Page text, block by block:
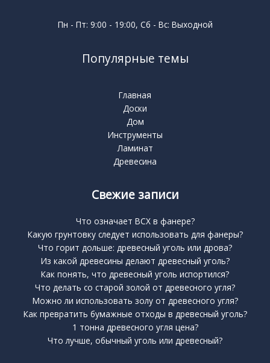
Пн - Пт: 9:00 - 19:00, Сб - Вс: Выходной
Популярные темы
Главная
Доски
Дом
Инструменты
Ламинат
Древесина
Свежие записи
Что означает BCX в фанере?
Какую грунтовку следует использовать для фанеры?
Что горит дольше: древесный уголь или дрова?
Из какой древесины делают древесный уголь?
Как понять, что древесный уголь испортился?
Что делать со старой золой от древесного угля?
Можно ли использовать золу от древесного угля?
Как превратить бумажные отходы в древесный уголь?
1 тонна древесного угля цена?
Что лучше, обычный уголь или древесный?